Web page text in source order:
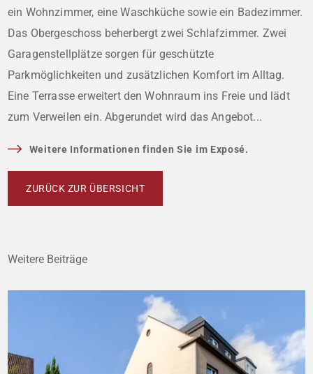
ein Wohnzimmer, eine Waschküche sowie ein Badezimmer.
Das Obergeschoss beherbergt zwei Schlafzimmer. Zwei
Garagenstellplätze sorgen für geschützte
Parkmöglichkeiten und zusätzlichen Komfort im Alltag.
Eine Terrasse erweitert den Wohnraum ins Freie und lädt
zum Verweilen ein. Abgerundet wird das Angebot...
Weitere Informationen finden Sie im Exposé.
ZURÜCK ZUR ÜBERSICHT
Weitere Beiträge